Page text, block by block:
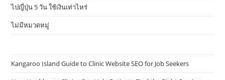
ไปญี่ปุ่น 5 วัน ใช้เงินเท่าไหร่
ไม่มีหมวดหมู่
Kangaroo Island Guide to Clinic Website SEO for Job Seekers